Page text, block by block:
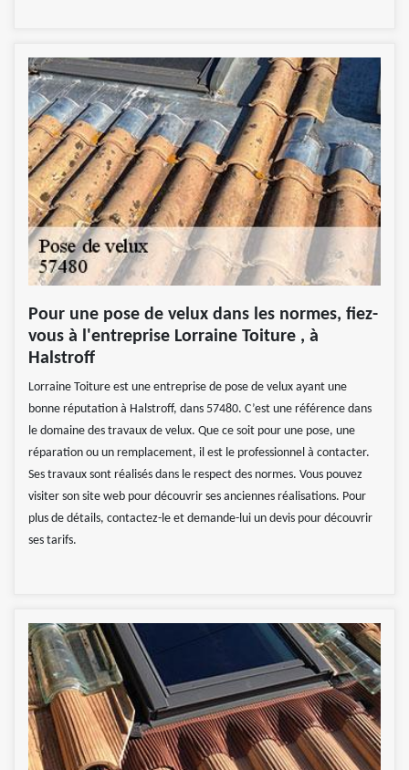
Pour une pose de velux dans les normes, fiez-
vous à l'entreprise Lorraine Toiture , à
Halstroff
Lorraine Toiture est une entreprise de pose de velux ayant une
bonne réputation à Halstroff, dans 57480. C’est une référence dans
le domaine des travaux de velux. Que ce soit pour une pose, une
réparation ou un remplacement, il est le professionnel à contacter.
Ses travaux sont réalisés dans le respect des normes. Vous pouvez
visiter son site web pour découvrir ses anciennes réalisations. Pour
plus de détails, contactez-le et demande-lui un devis pour découvrir
ses tarifs.